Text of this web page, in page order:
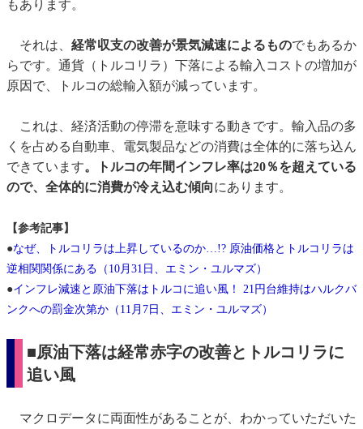
もあります。
それは、 経常収支の改善が景気減速によるものでもあるか
らです。通貨（トルコリラ）下落による輸入コストの増加が
原因で、トルコの総輸入額が減っています。
これは、経済活動の停滞を意味する動きです。輸入品の多
くを占める自動車、電気製品などの消費は全体的に落ち込ん
できています。トルコの年間インフレ率は20％を超えている
ので、全体的に消費が冷え込む傾向にあります。
【参考記事】
●なぜ、トルコリラは上昇しているのか…!? 原油価格とトルコリラは
逆相関関係にある（10月31日、エミン・ユルマズ）
●インフレ減速と原油下落はトルコに追い風！ 21円台維持はハルクバ
ンクへの罰金次第か（11月7日、エミン・ユルマズ）
■原油下落は経常赤字の改善とトルコリラに
追い風
マクロデータに両面性があることが、わかっていただいた